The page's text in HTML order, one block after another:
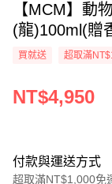
【MCM】動
(龍)100ml(贈
買就送 超取滿
NT$4,950
付款與運送方式
超取滿NT$1,000免